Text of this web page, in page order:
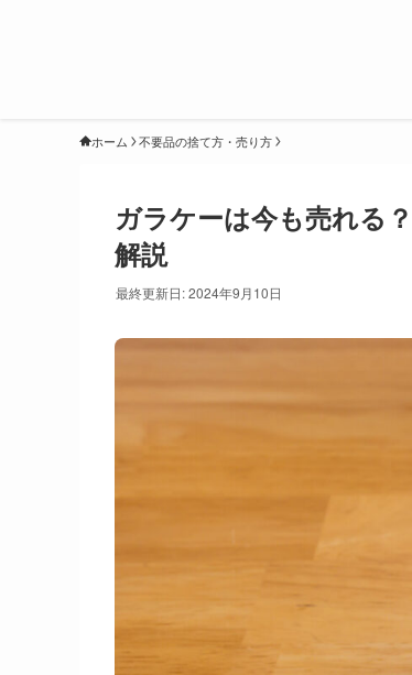
ホーム 不要品の捨て方・売り方
ガラケーは今も売れる
解説
最終更新日: 2024年9月10日